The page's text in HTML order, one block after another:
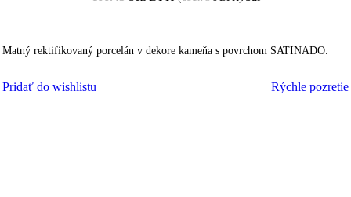
Matný rektifikovaný porcelán v dekore kameňa s povrchom SATINADO.
Pridať do wishlistu Rýchle pozretie